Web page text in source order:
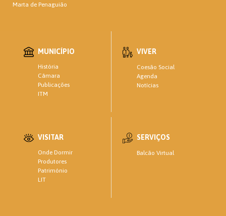
Marta de Penaguião
MUNICÍPIO
História
Câmara
Publicações
ITM
VIVER
Coesão Social
Agenda
Notícias
VISITAR
Onde Dormir
Produtores
Património
LIT
SERVIÇOS
Balcão Virtual